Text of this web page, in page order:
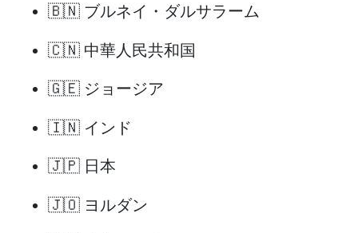
🇧🇳 ブルネイ・ダルサラーム
🇨🇳 中華人民共和国
🇬🇪 ジョージア
🇮🇳 インド
🇯🇵 日本
🇯🇴 ヨルダン